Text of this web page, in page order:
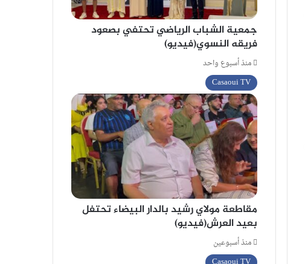
جمعية الشباب الرياضي تحتفي بصعود
فريقه النسوي(فيديو)
منذ أسبوع واحد
Casaoui TV
مقاطعة مولاي رشيد بالدار البيضاء تحتفل
بعيد العرش(فيديو)
منذ أسبوعين